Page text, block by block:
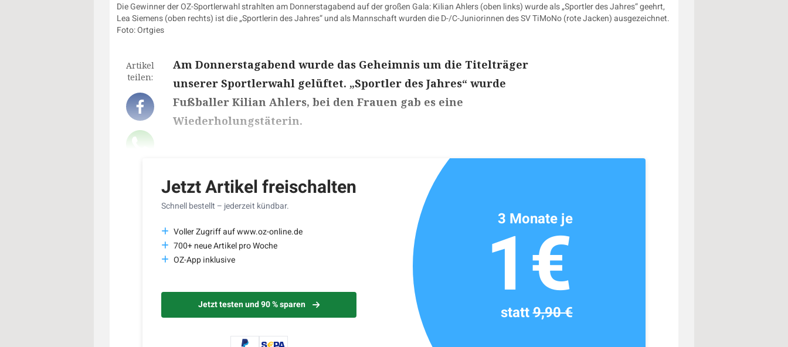
Die Gewinner der OZ-Sportlerwahl strahlten am Donnerstagabend auf der großen Gala: Kilian Ahlers (oben links) wurde als „Sportler des Jahres“ geehrt,
Lea Siemens (oben rechts) ist die „Sportlerin des Jahres“ und als Mannschaft wurden die D-/C-Juniorinnen des SV TiMoNo (rote Jacken) ausgezeichnet.
Foto: Ortgies
Artikel
teilen:
Am Donnerstagabend wurde das Geheimnis um die Titelträger
unserer Sportlerwahl gelüftet. „Sportler des Jahres“ wurde
Fußballer Kilian Ahlers, bei den Frauen gab es eine
Wiederholungstäterin.
Jetzt Artikel freischalten
Schnell bestellt – jederzeit kündbar.
Voller Zugriff auf www.oz-online.de
700+ neue Artikel pro Woche
OZ-App inklusive
Jetzt testen und 90 % sparen
3 Monate je
1€
statt9,90 €